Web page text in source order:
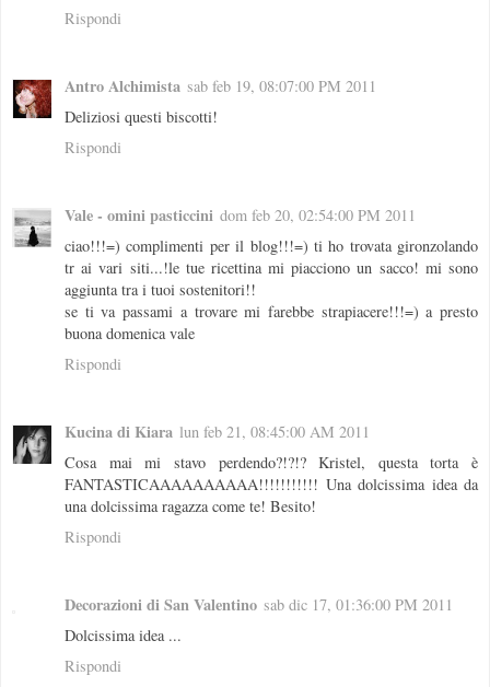
Rispondi
Antro Alchimista sab feb 19, 08:07:00 PM 2011
Deliziosi questi biscotti!
Rispondi
Vale - omini pasticcini dom feb 20, 02:54:00 PM 2011
ciao!!!=) complimenti per il blog!!!=) ti ho trovata gironzolando
tr ai vari siti...!le tue ricettina mi piacciono un sacco! mi sono
aggiunta tra i tuoi sostenitori!!
se ti va passami a trovare mi farebbe strapiacere!!!=) a presto
buona domenica vale
Rispondi
Kucina di Kiara lun feb 21, 08:45:00 AM 2011
Cosa mai mi stavo perdendo?!?!? Kristel, questa torta è
FANTASTICAAAAAAAAAA!!!!!!!!!!! Una dolcissima idea da
una dolcissima ragazza come te! Besito!
Rispondi
Decorazioni di San Valentino sab dic 17, 01:36:00 PM 2011
Dolcissima idea ...
Rispondi